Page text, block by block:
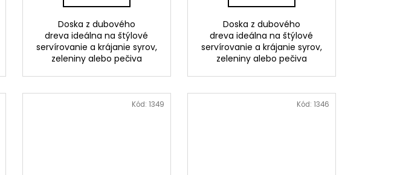
Doska z dubového
dreva ideálna na štýlové
servírovanie a krájanie syrov,
zeleniny alebo pečiva
Doska z dubového
dreva ideálna na štýlové
servírovanie a krájanie syrov,
zeleniny alebo pečiva
Kód: 1349 Kód: 1346